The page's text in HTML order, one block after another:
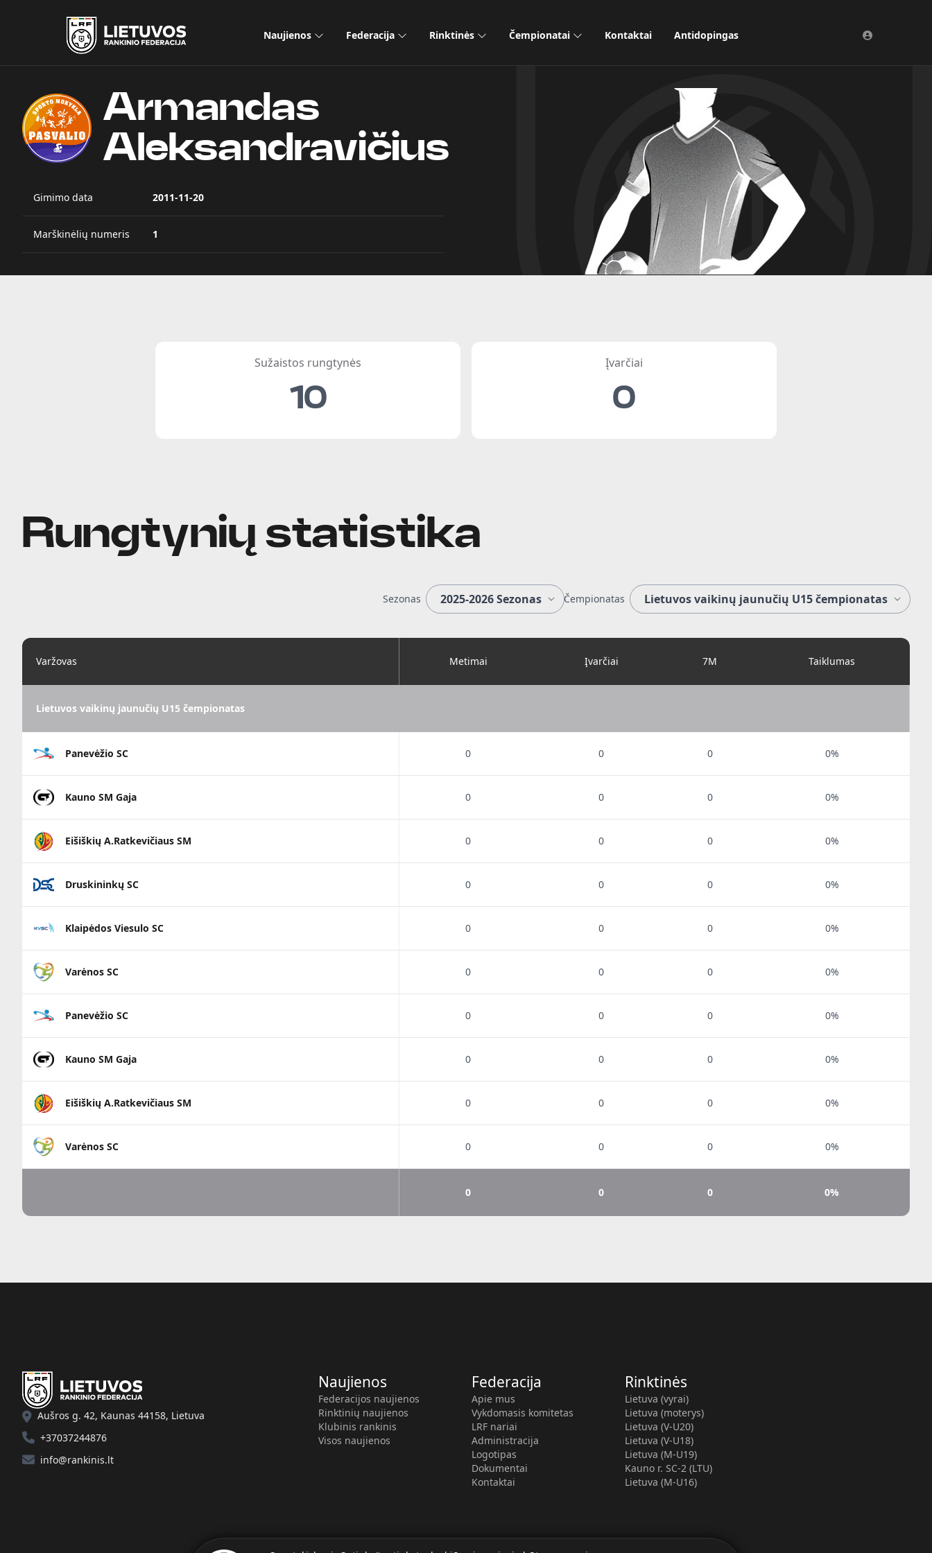
Naujienos Federacija Rinktinės Čempionatai Kontaktai Antidopingas
Armandas
Aleksandravičius
Gimimo data 2011-11-20
Marškinėlių numeris 1
Sužaistos rungtynės
10
Įvarčiai
0
Rungtynių statistika
Sezonas Čempionatas
Varžovas Metimai Įvarčiai 7M Taiklumas
Lietuvos vaikinų jaunučių U15 čempionatas
Panevėžio SC 0 0 0 0%
Kauno SM Gaja 0 0 0 0%
Eišiškių A.Ratkevičiaus SM 0 0 0 0%
Druskininkų SC 0 0 0 0%
Klaipėdos Viesulo SC 0 0 0 0%
Varėnos SC 0 0 0 0%
Panevėžio SC 0 0 0 0%
Kauno SM Gaja 0 0 0 0%
Eišiškių A.Ratkevičiaus SM 0 0 0 0%
Varėnos SC 0 0 0 0%
0 0 0 0%
Aušros g. 42, Kaunas 44158, Lietuva
+37037244876
info@rankinis.lt
Naujienos
Federacijos naujienos
Rinktinių naujienos
Klubinis rankinis
Visos naujienos
Federacija
Apie mus
Vykdomasis komitetas
LRF nariai
Administracija
Logotipas
Dokumentai
Kontaktai
Rinktinės
Lietuva (vyrai)
Lietuva (moterys)
Lietuva (V-U20)
Lietuva (V-U18)
Lietuva (M-U19)
Kauno r. SC-2 (LTU)
Lietuva (M-U16)